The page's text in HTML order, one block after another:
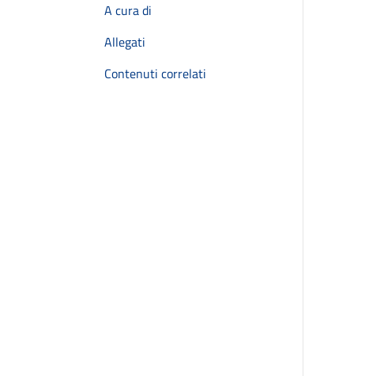
A cura di
Allegati
Contenuti correlati